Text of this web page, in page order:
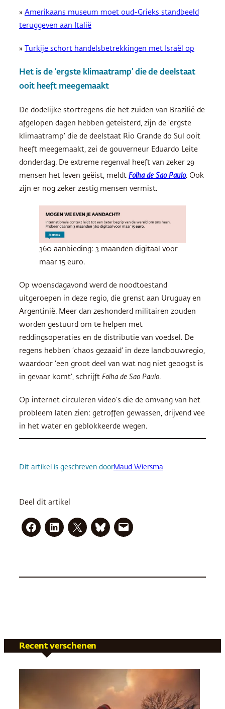
» Amerikaans museum moet oud-Grieks standbeeld
teruggeven aan Italië
» Turkije schort handelsbetrekkingen met Israël op
Het is de ‘ergste klimaatramp’ die de deelstaat
ooit heeft meegemaakt
De dodelijke stortregens die het zuiden van Brazilië de
afgelopen dagen hebben geteisterd, zijn de ‘ergste
klimaatramp’ die de deelstaat Rio Grande do Sul ooit
heeft meegemaakt, zei de gouverneur Eduardo Leite
donderdag. De extreme regenval heeft van zeker 29
mensen het leven geëist, meldt Folha de Sao Paulo. Ook
zijn er nog zeker zestig mensen vermist.
360 aanbieding: 3 maanden digitaal voor
maar 15 euro.
Op woensdagavond werd de noodtoestand
uitgeroepen in deze regio, die grenst aan Uruguay en
Argentinië. Meer dan zeshonderd militairen zouden
worden gestuurd om te helpen met
reddingsoperaties en de distributie van voedsel. De
regens hebben ‘chaos gezaaid’ in deze landbouwregio,
waardoor ‘een groot deel van wat nog niet geoogst is
in gevaar komt’, schrijft Folha de Sao Paulo.
Op internet circuleren video’s die de omvang van het
probleem laten zien: getroffen gewassen, drijvend vee
in het water en geblokkeerde wegen.
Dit artikel is geschreven doorMaud Wiersma
Deel dit artikel
Recent verschenen